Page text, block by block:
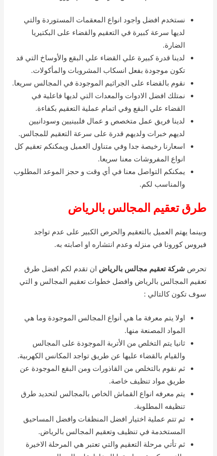
نستخدم افضل واجود انواع المعقمات المستوردة والتي
لديها سرعة كبيرة في التعقيم والقضاء على البكتيريا
الضارة.
لدينا قدرة كبيرة علي القضاء علي البقع والأوساخ التي قد
تكون موجودة بفعل انسكاب المشروبات والمأكولات.
نقوم بالقضاء على الجراثيم الموجودة في المجالس سريعا.
نمتلك افضل الادوات والمعدات التي لديها فاعلية في
القضاء علي البقع وفي اتمام عملية التعقيم بكفاءة.
لدينا فريق عمل متخصص و عمال فلبينيين وسودانيين
لديهم خبرات ولديهم قدرة على سرعة التعقيم للمجالس.
اسعارنا رخيصة جدا وفي متناول العميل ويمكنكم تعقيم كل
انواع المفروشات معنا سريعا.
يمكنكم التواصل معنا في أي وقت و حجز الموعد المطلوب
والمناسب لكم.
طرق تعقيم المجالس بالرياض
وبينما يهتم العميل بالتعقيم والحرص الكبير على عدم تواجد
فيروس كورونا في منزله وعدم انتشاره او اصابته به.
تحرص شركة تعقيم مجالس بالرياض ان تقدم لكم افضل طرق
تعقيم المجالس بالرياض وافضل خطوات تعقيم المجالس و التي
سوف تكون كالتالي :
اولا يتم معرفة ما هي أنواع المجالس الموجودة وما هي
المواد المصنعة منها.
ثانيا يتم التخلص من الأتربة الموجودة على المجالس
والقيام بالقضاء عليها عن طريق تواجد المكانس الكهربية.
ثم نقوم بالتخلص من القاذورات ومن البقع الموجودة عن
طريق مواد تنظيف خاصة.
يتم معرفه انواع القماش الخاص بالمجالس لتحديد طرق
تنظيفه المطلوبة.
ثم تتم عملية اختيار افضل المنظفات وافضل المساحيق
المستخدمة في تنظيف وتعقيم المجالس بالرياض.
ثم تأتي مرحلة التعقيم والتي تعتبر هي المرحلة الاخيرة